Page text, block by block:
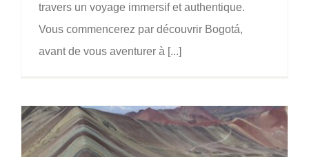
travers un voyage immersif et authentique.
Vous commencerez par découvrir Bogotá,
avant de vous aventurer à [...]